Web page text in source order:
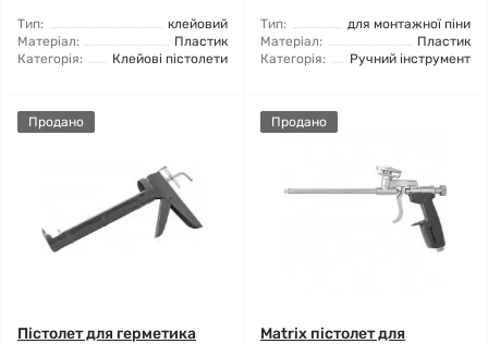
Тип:
клейовий
Матеріал:
Пластик
Категорія:
Клейові пістолети
Тип:
для монтажної піни
Матеріал:
Пластик
Категорія:
Ручний інструмент
Продано
Пістолет для герметика
Продано
Matrix пістолет для